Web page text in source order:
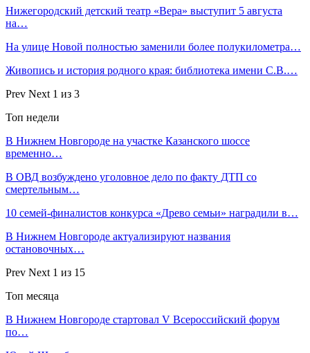
Нижегородский детский театр «Вера» выступит 5 августа
на…
На улице Новой полностью заменили более полукилометра…
Живопись и история родного края: библиотека имени С.В.…
Prev Next 1 из 3
Топ недели
В Нижнем Новгороде на участке Казанского шоссе
временно…
В ОВД возбуждено уголовное дело по факту ДТП со
смертельным…
10 семей-финалистов конкурса «Древо семьи» наградили в…
В Нижнем Новгороде актуализируют названия
остановочных…
Prev Next 1 из 15
Топ месяца
В Нижнем Новгороде стартовал V Всероссийский форум
по…